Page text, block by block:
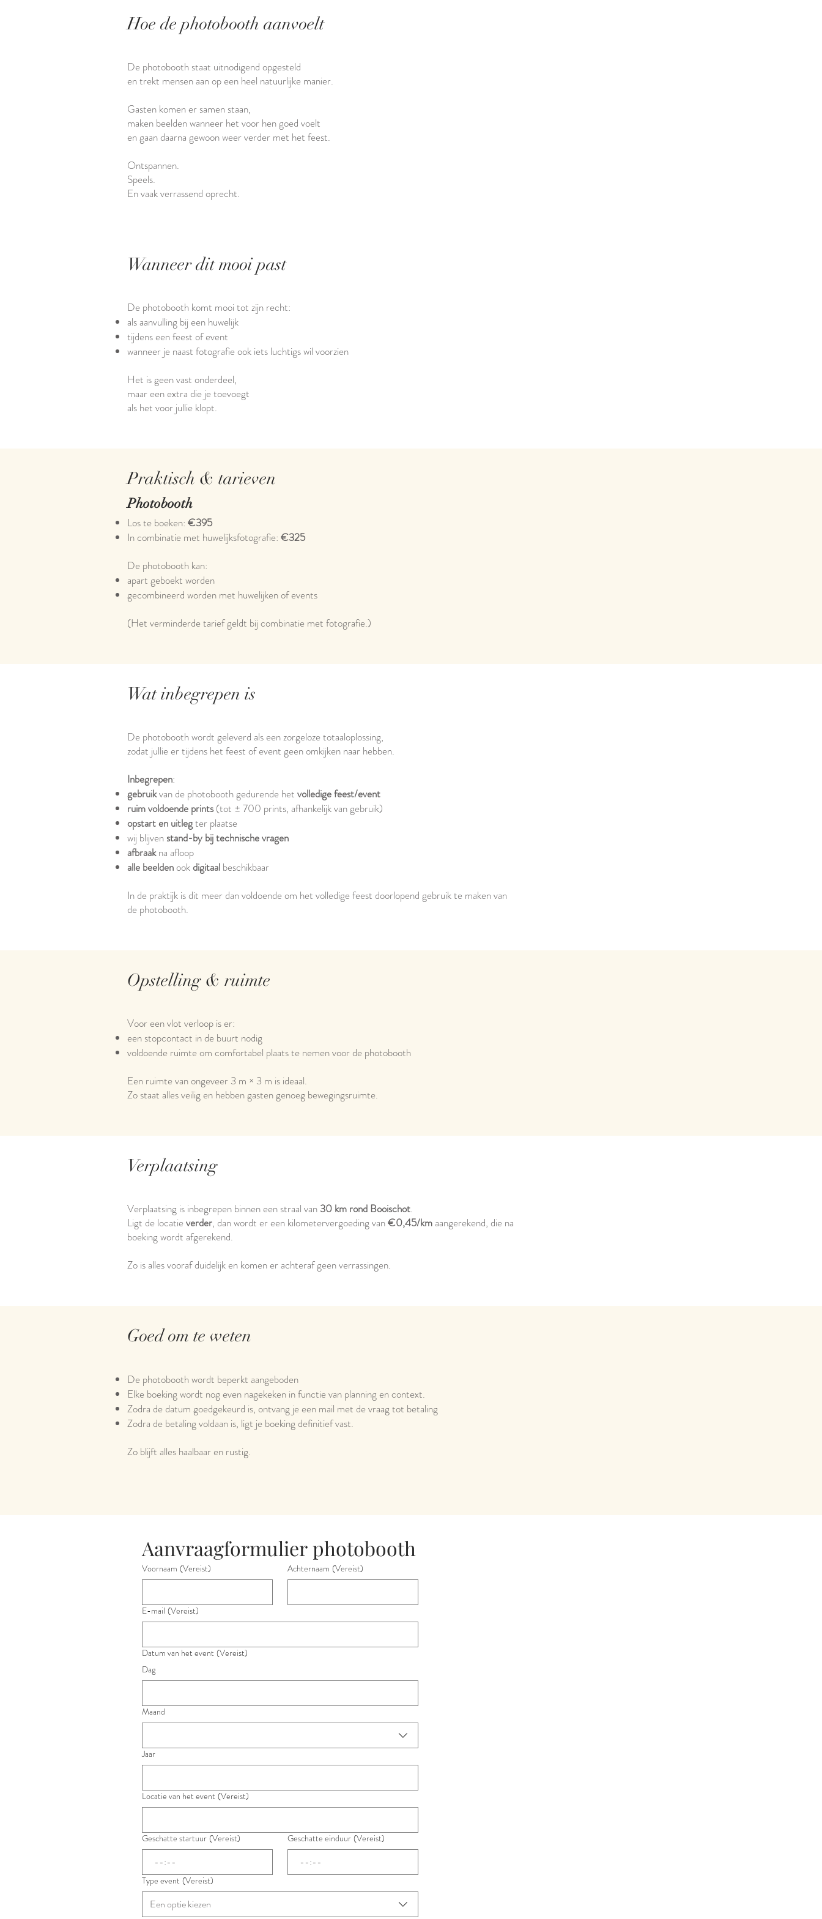
Hoe de photobooth aanvoelt
De photobooth staat uitnodigend opgesteld
en trekt mensen aan op een heel natuurlijke manier.
Gasten komen er samen staan,
maken beelden wanneer het voor hen goed voelt
en gaan daarna gewoon weer verder met het feest.
Ontspannen.
Speels.
En vaak verrassend oprecht.
Wanneer dit mooi past
De photobooth komt mooi tot zijn recht:
als aanvulling bij een huwelijk
tijdens een feest of event
wanneer je naast fotografie ook iets luchtigs wil voorzien
Het is geen vast onderdeel,
maar een extra die je toevoegt
als het voor jullie klopt.
Praktisch & tarieven
Photobooth
Los te boeken: €395
In combinatie met huwelijksfotografie: €325
De photobooth kan:
apart geboekt worden
gecombineerd worden met huwelijken of events
(Het verminderde tarief geldt bij combinatie met fotografie.)
Wat inbegrepen is
De photobooth wordt geleverd als een zorgeloze totaaloplossing,
zodat jullie er tijdens het feest of event geen omkijken naar hebben.
Inbegrepen:
gebruikvan de photobooth gedurende het volledige feest/event
ruim voldoende prints(tot ± 700 prints, afhankelijk van gebruik)
opstart en uitlegter plaatse
wij blijven stand-by bij technische vragen
afbraakna afloop
alle beeldenookdigitaal beschikbaar
In de praktijk is dit meer dan voldoende om het volledige feest doorlopend gebruik te maken van
de photobooth.
Opstelling & ruimte
Voor een vlot verloop is er:
een stopcontact in de buurt nodig
voldoende ruimte om comfortabel plaats te nemen voor de photobooth
Een ruimte van ongeveer 3 m × 3 m is ideaal.
Zo staat alles veilig en hebben gasten genoeg bewegingsruimte.
Verplaatsing
Verplaatsing is inbegrepen binnen een straal van 30 km rond Booischot.
Ligt de locatie verder, dan wordt er een kilometervergoeding van€0,45/kmaangerekend, die na
boeking wordt afgerekend.
Zo is alles vooraf duidelijk en komen er achteraf geen verrassingen.
Goed om te weten
De photobooth wordt beperkt aangeboden
Elke boeking wordt nog even nagekeken in functie van planning en context.
Zodra de datum goedgekeurd is, ontvang je een mail met de vraag tot betaling
Zodra de betaling voldaan is, ligt je boeking definitief vast.
Zo blijft alles haalbaar en rustig.
Aanvraagformulier photobooth
Voornaam (Vereist) Achternaam (Vereist)
E-mail (Vereist)
Datum van het event (Vereist)
Dag
Maand
Jaar
Locatie van het event (Vereist)
Geschatte startuur (Vereist)
:
Geschatte einduur (Vereist)
:
Type event (Vereist)
Een optie kiezen